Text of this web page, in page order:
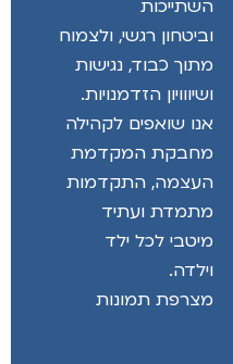
השתייכות
וביטחון רגשי, ולצמוח
מתוך כבוד, נגישות
ושיווויון הזדמנויות.
אנו שואפים לקהילה
מחבקת המקדמת
העצמה, התקדמות
מתמדת ועתיד
מיטבי לכל ילד
וילדה.
מצרפת תמונות